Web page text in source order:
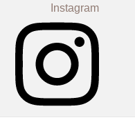
Instagram